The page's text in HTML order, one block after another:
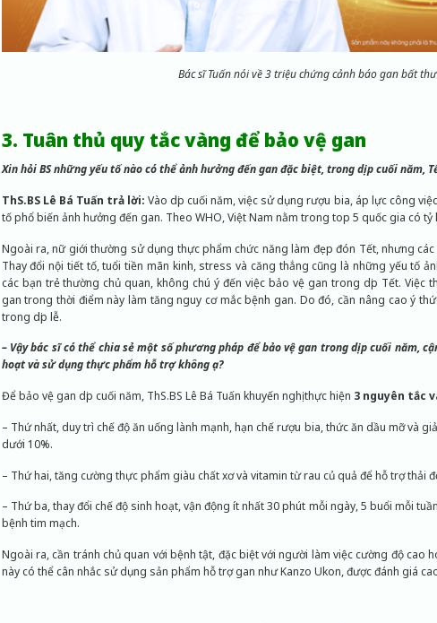
Bác sĩ Tuấn nói về 3 triệu chứng cảnh báo gan bất
3. Tuân thủ quy tắc vàng để bảo vệ gan
Xin hỏi BS những yếu tố nào có thể ảnh hưởng đến gan đặc biệt, trong dịp cuối năm,
ThS.BS Lê Bá Tuấn trả lời: Vào dịp cuối năm, việc sử dụng rượu bia, áp lực công
tố phổ biến ảnh hưởng đến gan. Theo WHO, Việt Nam nằm trong top 5 quốc gia có
Ngoài ra, nữ giới thường sử dụng thực phẩm chức năng làm đẹp đón Tết, nhưng
Thay đổi nội tiết tố, tuổi tiền mãn kinh, stress và căng thẳng cũng là những yếu tố
các bạn trẻ thường chủ quan, không chú ý đến việc bảo vệ gan trong dịp Tết. Việc
gan trong thời điểm này làm tăng nguy cơ mắc bệnh gan. Do đó, cần nâng cao ý
trong dịp lễ.
– Vậy bác sĩ có thể chia sẻ một số phương pháp để bảo vệ gan trong dịp cuối năm,
hoạt và sử dụng thực phẩm hỗ trợ không ạ?
Để bảo vệ gan dịp cuối năm, ThS.BS Lê Bá Tuấn khuyến nghị thực hiện 3 nguyên tắc
– Thứ nhất, duy trì chế độ ăn uống lành mạnh, hạn chế rượu bia, thức ăn dầu mỡ và
dưới 10%.
– Thứ hai, tăng cường thực phẩm giàu chất xơ và vitamin từ rau củ quả để hỗ trợ thải
– Thứ ba, thay đổi chế độ sinh hoạt, vận động ít nhất 30 phút mỗi ngày, 5 buổi mỗi
bệnh tim mạch.
Ngoài ra, cần tránh chủ quan với bệnh tật, đặc biệt với người làm việc cường độ cao
này có thể cân nhắc sử dụng sản phẩm hỗ trợ gan như Kanzo Ukon, được đánh giá